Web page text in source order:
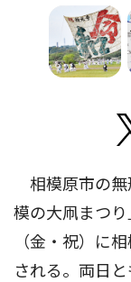
相模原市の無
模の大凧まつ
（金・祝）に
される。両日